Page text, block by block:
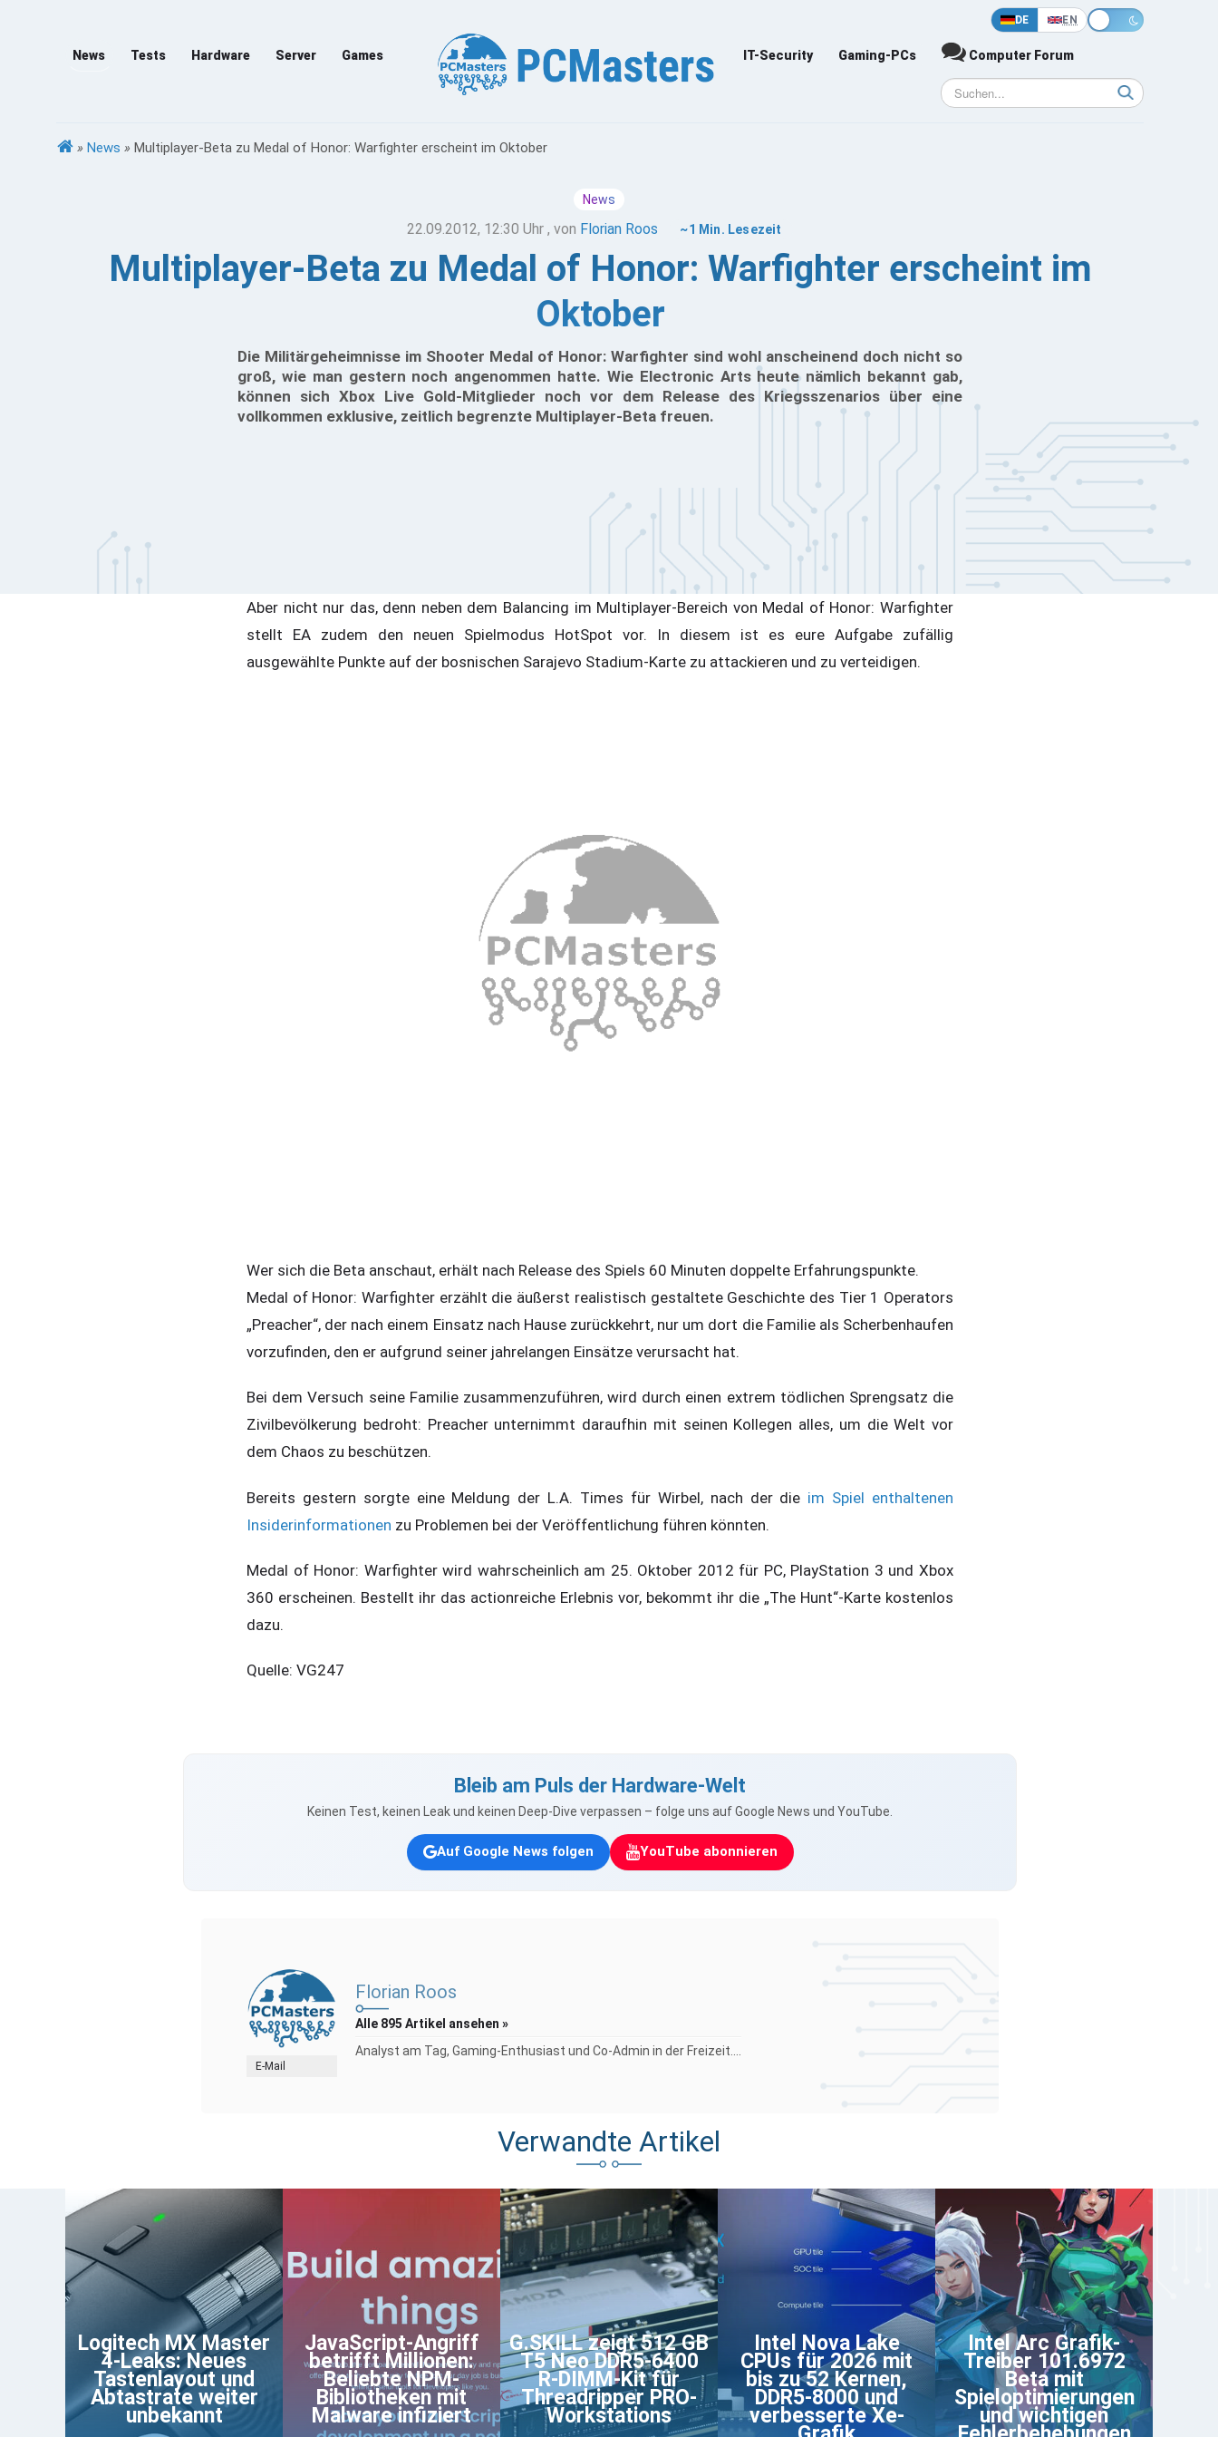
DE EN
News Tests Hardware Server Games IT-Security Gaming-PCs Computer Forum
» News » Multiplayer-Beta zu Medal of Honor: Warfighter erscheint im Oktober
News
22.09.2012, 12:30 Uhr , von Florian Roos ~1 Min. Lesezeit
Multiplayer-Beta zu Medal of Honor: Warfighter erscheint im
Oktober
Die Militärgeheimnisse im Shooter Medal of Honor: Warfighter sind wohl anscheinend doch nicht so
groß, wie man gestern noch angenommen hatte. Wie Electronic Arts heute nämlich bekannt gab,
können sich Xbox Live Gold-Mitglieder noch vor dem Release des Kriegsszenarios über eine
vollkommen exklusive, zeitlich begrenzte Multiplayer-Beta freuen.
Aber nicht nur das, denn neben dem Balancing im Multiplayer-Bereich von Medal of Honor: Warfighter
stellt EA zudem den neuen Spielmodus HotSpot vor. In diesem ist es eure Aufgabe zufällig
ausgewählte Punkte auf der bosnischen Sarajevo Stadium-Karte zu attackieren und zu verteidigen.
Wer sich die Beta anschaut, erhält nach Release des Spiels 60 Minuten doppelte Erfahrungspunkte.
Medal of Honor: Warfighter erzählt die äußerst realistisch gestaltete Geschichte des Tier 1 Operators
„Preacher“, der nach einem Einsatz nach Hause zurückkehrt, nur um dort die Familie als Scherbenhaufen
vorzufinden, den er aufgrund seiner jahrelangen Einsätze verursacht hat.
Bei dem Versuch seine Familie zusammenzuführen, wird durch einen extrem tödlichen Sprengsatz die
Zivilbevölkerung bedroht: Preacher unternimmt daraufhin mit seinen Kollegen alles, um die Welt vor
dem Chaos zu beschützen.
Bereits gestern sorgte eine Meldung der L.A. Times für Wirbel, nach der die im Spiel enthaltenen
Insiderinformationen zu Problemen bei der Veröffentlichung führen könnten.
Medal of Honor: Warfighter wird wahrscheinlich am 25. Oktober 2012 für PC, PlayStation 3 und Xbox
360 erscheinen. Bestellt ihr das actionreiche Erlebnis vor, bekommt ihr die „The Hunt“-Karte kostenlos
dazu.
Quelle: VG247
Bleib am Puls der Hardware-Welt
Keinen Test, keinen Leak und keinen Deep-Dive verpassen – folge uns auf Google News und YouTube.
Auf Google News folgen YouTube abonnieren
E-Mail
Florian Roos
Alle 895 Artikel ansehen »
Analyst am Tag, Gaming-Enthusiast und Co-Admin in der Freizeit....
Verwandte Artikel
Logitech MX Master
4-Leaks: Neues
Tastenlayout und
Abtastrate weiter
unbekannt
JavaScript-Angriff
betrifft Millionen:
Beliebte NPM-
Bibliotheken mit
Malware infiziert
G.SKILL zeigt 512 GB
T5 Neo DDR5-6400
R-DIMM-Kit für
Threadripper PRO-
Workstations
Intel Nova Lake
CPUs für 2026 mit
bis zu 52 Kernen,
DDR5-8000 und
verbesserte Xe-
Intel Arc Grafik-
Treiber 101.6972
Beta mit
Spieloptimierungen
und wichtigen